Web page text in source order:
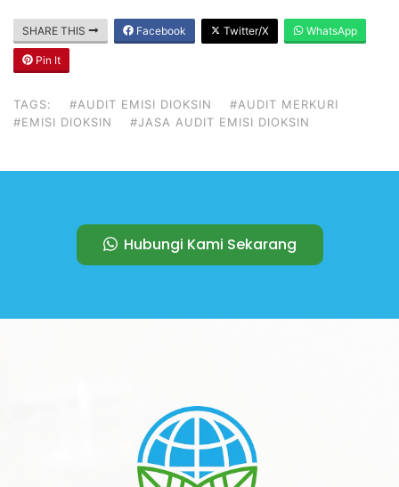
SHARE THIS Facebook Twitter/X WhatsApp
Pin It
TAGS: #AUDIT EMISI DIOKSIN
#AUDIT MERKURI
#EMISI DIOKSIN
#JASA AUDIT EMISI DIOKSIN
Hubungi Kami Sekarang